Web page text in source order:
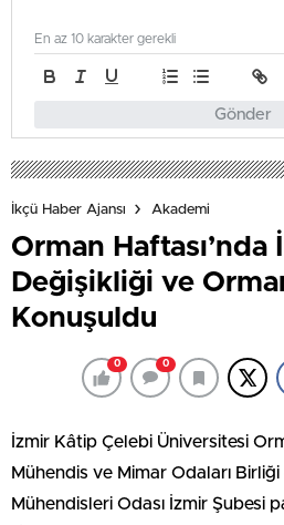
Gönder
En az 10 karakter gerekli
İkçü Haber Ajansı Akademi
Orman Haftası’nda
Değişikliği ve
Konuşuldu
0 0
İzmir Kâtip Çelebi Üniversitesi
Mühendis ve Mimar Odaları
Mühendisleri Odası İzmir Şubesi